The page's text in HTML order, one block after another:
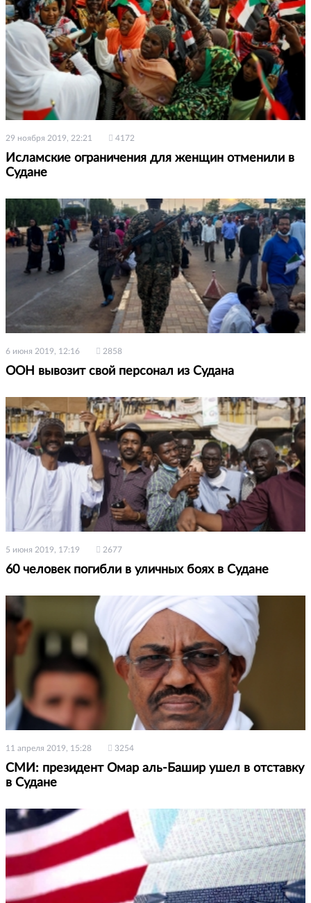
29 ноября 2019, 22:21 4172
Исламские ограничения для женщин отменили в
Судане
6 июня 2019, 12:16 2858
ООН вывозит свой персонал из Судана
5 июня 2019, 17:19 2677
60 человек погибли в уличных боях в Судане
11 апреля 2019, 15:28 3254
СМИ: президент Омар аль-Башир ушел в отставку
в Судане